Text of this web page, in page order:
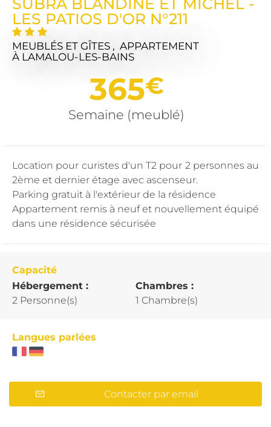
LES PATIOS D'OR N°211
MEUBLÉS ET GÎTES , APPARTEMENT
À LAMALOU-LES-BAINS
365€
Semaine (meublé)
Location pour curistes d'un T2 pour 2 personnes au
2ème et dernier étage avec ascenseur.
Parking gratuit à l'extérieur de la résidence
Appartement remis à neuf et nouvellement équipé
dans une résidence sécurisée
Capacité
Hébergement :
2 Personne(s)
Chambres :
1 Chambre(s)
Langues parlées
Contacter par email